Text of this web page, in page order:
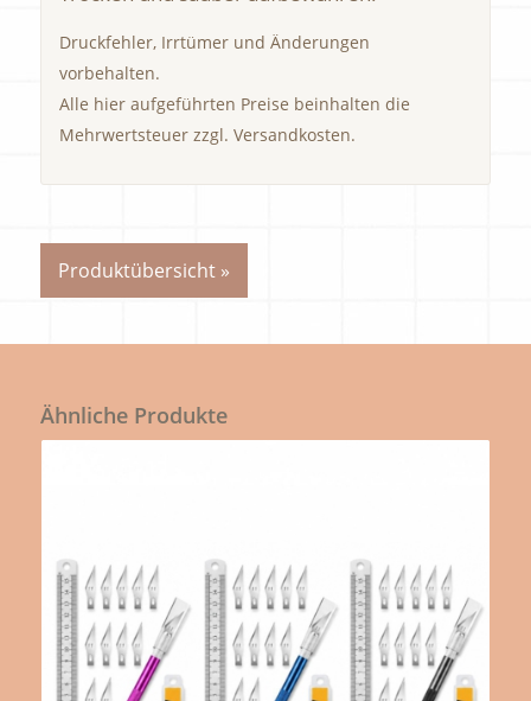
Druckfehler, Irrtümer und Änderungen
vorbehalten.
Alle hier aufgeführten Preise beinhalten die
Mehrwertsteuer zzgl. Versandkosten.
Produktübersicht »
Ähnliche Produkte